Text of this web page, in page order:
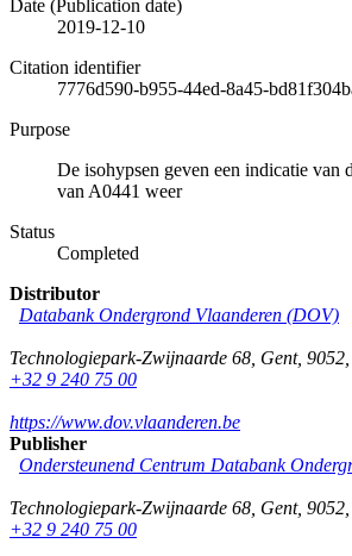
Date (Publication date)
2019-12-10
Citation identifier
7776d590-b955-44ed-8a45-
Purpose
De isohypsen geven een indicatie van
van A0441 weer
Status
Completed
Distributor
Databank Ondergrond Vlaanderen (DOV)
Technologiepark-Zwijnaarde 68 Gent, 9052
+32 9 240 75 00
https://www.dov.vlaanderen.be
Publisher
Ondersteunend Centrum Databank
Technologiepark-Zwijnaarde 68 Gent, 9052
+32 9 240 75 00